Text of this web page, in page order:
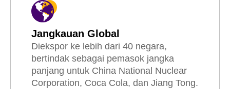
Jangkauan Global
Diekspor ke lebih dari 40 negara,
bertindak sebagai pemasok jangka
panjang untuk China National Nuclear
Corporation, Coca Cola, dan Jiang Tong.